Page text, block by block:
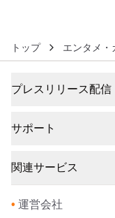
トップ エンタメ・
プレスリリース配信
サポート
関連サービス
• 運営会社